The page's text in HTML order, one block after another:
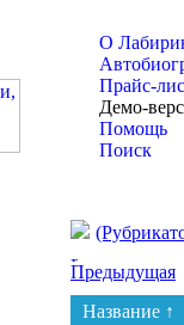
О
Прайс-
Демо-
Помощь
Поиск
Предыдущая
Название ↑